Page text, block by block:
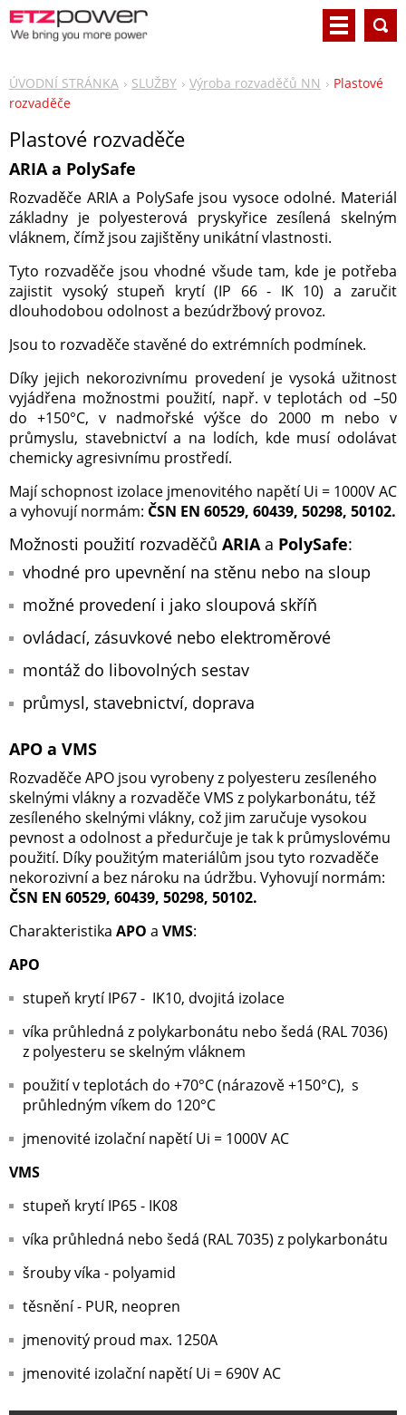
ÚVODNÍ STRÁNKA SLUŽBY Výroba rozvaděčů NN
Plastové
rozvaděče
Plastové rozvaděče
ARIA a PolySafe
Rozvaděče ARIA a PolySafe jsou vysoce odolné. Materiál
základny je polyesterová pryskyřice zesílená skelným
vláknem, čímž jsou zajištěny unikátní vlastnosti.
Tyto rozvaděče jsou vhodné všude tam, kde je potřeba
zajistit vysoký stupeň krytí (IP 66 - IK 10) a zaručit
dlouhodobou odolnost a bezúdržbový provoz.
Jsou to rozvaděče stavěné do extrémních podmínek.
Díky jejich nekorozivnímu provedení je vysoká užitnost
vyjádřena možnostmi použití, např. v teplotách od –50
do +150°C, v nadmořské výšce do 2000 m nebo v
průmyslu, stavebnictví a na lodích, kde musí odolávat
chemicky agresivnímu prostředí.
Mají schopnost izolace jmenovitého napětí Ui = 1000V AC
a vyhovují normám: ČSN EN 60529, 60439, 50298, 50102.
Možnosti použití rozvaděčů ARIAa PolySafe:
vhodné pro upevnění na stěnu nebo na sloup
možné provedení i jako sloupová skříň
ovládací, zásuvkové nebo elektroměrové
montáž do libovolných sestav
průmysl, stavebnictví, doprava
APO a VMS
Rozvaděče APO jsou vyrobeny z polyesteru zesíleného
skelnými vlákny a rozvaděče VMS z polykarbonátu, též
zesíleného skelnými vlákny, což jim zaručuje vysokou
pevnost a odolnost a předurčuje je tak k průmyslovému
použití. Díky použitým materiálům jsou tyto rozvaděče
nekorozivnía bez nároku na údržbu. Vyhovují normám:
ČSN EN 60529, 60439, 50298, 50102.
Charakteristika APO a VMS:
APO
stupeň krytí IP67 - IK10, dvojitá izolace
víka průhledná z polykarbonátu nebo šedá (RAL 7036)
z polyesteru se skelným vláknem
použití v teplotách do +70°C (nárazově +150°C), s
průhledným víkem do 120°C
jmenovité izolační napětí Ui = 1000V AC
VMS
stupeň krytí IP65 - IK08
víka průhledná nebo šedá (RAL 7035) z polykarbonátu
šrouby víka - polyamid
těsnění - PUR, neopren
jmenovitý proud max. 1250A
jmenovité izolační napětí Ui = 690V AC